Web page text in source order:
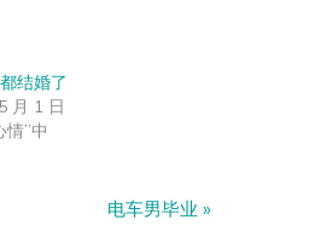
结婚了
月 1 日
情”中
电车男毕业 »